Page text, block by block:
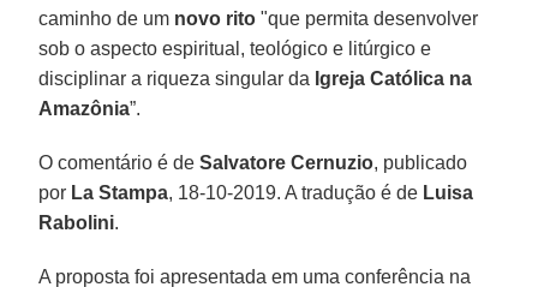
caminho de um novo rito "que permita desenvolver
sob o aspecto espiritual, teológico e litúrgico e
disciplinar a riqueza singular da Igreja Católica na
Amazônia”.
O comentário é deSalvatore Cernuzio, publicado
por La Stampa, 18-10-2019. A tradução é de Luisa
Rabolini.
A proposta foi apresentada em uma conferência na